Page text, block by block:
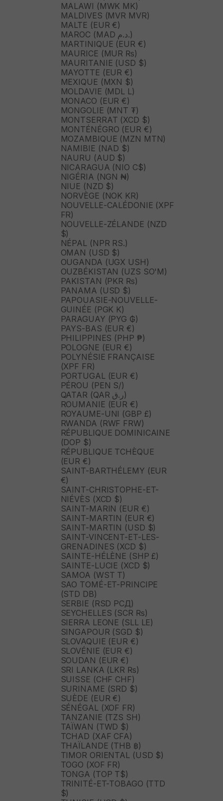
MALAWI (MWK MK)
MALDIVES (MVR MVR)
MALTE (EUR €)
MAROC (MAD د.م.)
MARTINIQUE (EUR €)
MAURICE (MUR ₨)
MAURITANIE (USD $)
MAYOTTE (EUR €)
MEXIQUE (MXN $)
MOLDAVIE (MDL L)
MONACO (EUR €)
MONGOLIE (MNT ₮)
MONTSERRAT (XCD $)
MONTÉNÉGRO (EUR €)
MOZAMBIQUE (MZN MTN)
NAMIBIE (NAD $)
NAURU (AUD $)
NICARAGUA (NIO C$)
NIGÉRIA (NGN ₦)
NIUE (NZD $)
NORVÈGE (NOK KR)
NOUVELLE-CALÉDONIE (XPF
FR)
NOUVELLE-ZÉLANDE (NZD
$)
NÉPAL (NPR RS.)
OMAN (USD $)
OUGANDA (UGX USH)
OUZBÉKISTAN (UZS SO'M)
PAKISTAN (PKR ₨)
PANAMA (USD $)
PAPOUASIE-NOUVELLE-
GUINÉE (PGK K)
PARAGUAY (PYG ₲)
PAYS-BAS (EUR €)
PHILIPPINES (PHP ₱)
POLOGNE (EUR €)
POLYNÉSIE FRANÇAISE
(XPF FR)
PORTUGAL (EUR €)
PÉROU (PEN S/)
QATAR (QAR ر.ق)
ROUMANIE (EUR €)
ROYAUME-UNI (GBP £)
RWANDA (RWF FRW)
RÉPUBLIQUE DOMINICAINE
(DOP $)
RÉPUBLIQUE TCHÈQUE
(EUR €)
SAINT-BARTHÉLEMY (EUR
€)
SAINT-CHRISTOPHE-ET-
NIÉVÈS (XCD $)
SAINT-MARIN (EUR €)
SAINT-MARTIN (EUR €)
SAINT-MARTIN (USD $)
SAINT-VINCENT-ET-LES-
GRENADINES (XCD $)
SAINTE-HÉLÈNE (SHP £)
SAINTE-LUCIE (XCD $)
SAMOA (WST T)
SAO TOMÉ-ET-PRINCIPE
(STD DB)
SERBIE (RSD РСД)
SEYCHELLES (SCR ₨)
SIERRA LEONE (SLL LE)
SINGAPOUR (SGD $)
SLOVAQUIE (EUR €)
SLOVÉNIE (EUR €)
SOUDAN (EUR €)
SRI LANKA (LKR ₨)
SUISSE (CHF CHF)
SURINAME (SRD $)
SUÈDE (EUR €)
SÉNÉGAL (XOF FR)
TANZANIE (TZS SH)
TAÏWAN (TWD $)
TCHAD (XAF CFA)
THAÏLANDE (THB ฿)
TIMOR ORIENTAL (USD $)
TOGO (XOF FR)
TONGA (TOP T$)
TRINITÉ-ET-TOBAGO (TTD
$)